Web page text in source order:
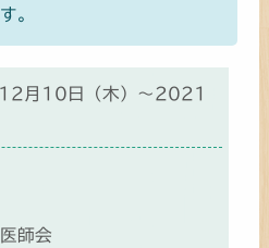
。
月10日（木）～2021
師会